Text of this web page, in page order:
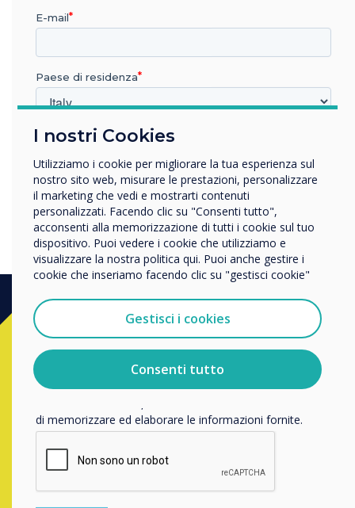
Vuoi acquistare?
Contatta un espertoClevertouch
compilando il form sottostante
Compila il form
I nostri Cookies
Utilizziamo i cookie per migliorare la tua esperienza sul
nostro sito web, misurare le prestazioni, personalizzare
il marketing che vedi e mostrarti contenuti
personalizzati. Facendo clic su "Consenti tutto",
acconsenti alla memorizzazione di tutti i cookie sul tuo
dispositivo. Puoi vedere i cookie che utilizziamo e
visualizzare la nostra politica qui. Puoi anche gestire i
cookie che inseriamo facendo clic su "gestisci cookie"
Gestisci i cookies
Consenti tutto
E-mail
Paese di residenza
In quale settore lavora?
Impresa
Altro
Nome della società
Vorremmo contattarti in merito ai nostri prodotti e servizi
Accetto di ricevere comunicazioni da Clevertouch.
Per informazioni su come raccogliamo e utilizziamo i
vostri dati personali, visitate la nostra
informativa sulla
di memorizzare ed elaborare le informazioni fornite.